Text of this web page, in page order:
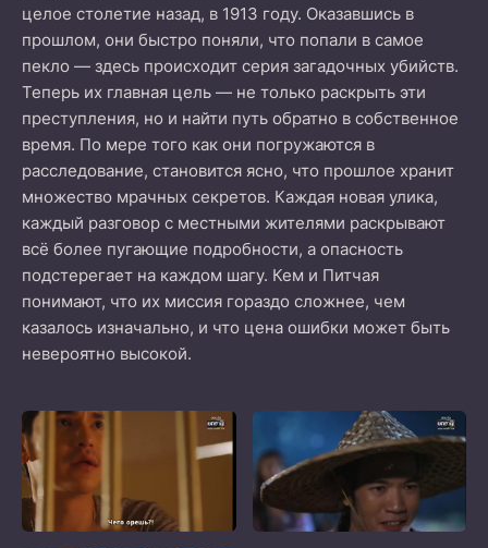
целое столетие назад, в 1913 году. Оказавшись в
прошлом, они быстро поняли, что попали в самое
пекло — здесь происходит серия загадочных убийств.
Теперь их главная цель — не только раскрыть эти
преступления, но и найти путь обратно в собственное
время. По мере того как они погружаются в
расследование, становится ясно, что прошлое хранит
множество мрачных секретов. Каждая новая улика,
каждый разговор с местными жителями раскрывают
всё более пугающие подробности, а опасность
подстерегает на каждом шагу. Кем и Питчая
понимают, что их миссия гораздо сложнее, чем
казалось изначально, и что цена ошибки может быть
невероятно высокой.